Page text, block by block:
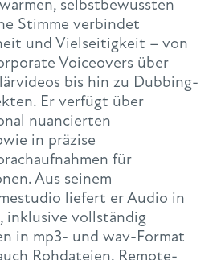
selbstbewussten
Stimme verbindet
und Vielseitigkeit – von
Voiceovers über
bis hin zu Dubbing-
Er verfügt über
nuancierten
in präzise
für
Aus seinem
liefert er Audio in
inklusive vollständig
in mp3- und wav-Format
Rohdateien. Remote-